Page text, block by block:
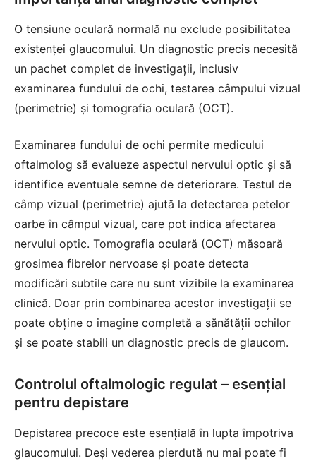
O tensiune oculară normală nu exclude posibilitatea
existenței glaucomului. Un diagnostic precis necesită
un pachet complet de investigații, inclusiv
examinarea fundului de ochi, testarea câmpului vizual
(perimetrie) și tomografia oculară (OCT).
Examinarea fundului de ochi permite medicului
oftalmolog să evalueze aspectul nervului optic și să
identifice eventuale semne de deteriorare. Testul de
câmp vizual (perimetrie) ajută la detectarea petelor
oarbe în câmpul vizual, care pot indica afectarea
nervului optic. Tomografia oculară (OCT) măsoară
grosimea fibrelor nervoase și poate detecta
modificări subtile care nu sunt vizibile la examinarea
clinică. Doar prin combinarea acestor investigații se
poate obține o imagine completă a sănătății ochilor
și se poate stabili un diagnostic precis de glaucom.
Controlul oftalmologic regulat – esențial
pentru depistare
Depistarea precoce este esențială în lupta împotriva
glaucomului. Deși vederea pierdută nu mai poate fi